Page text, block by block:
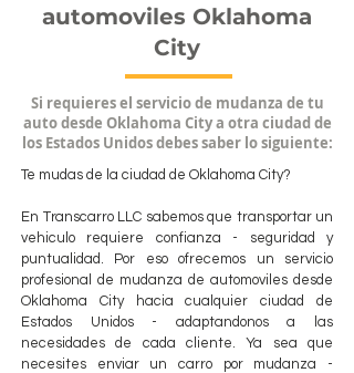
automoviles Oklahoma
City
Si requieres el servicio de mudanza de tu
auto desde Oklahoma City a otra ciudad de
los Estados Unidos debes saber lo siguiente:
Te mudas de la ciudad de Oklahoma City?
En Transcarro LLC sabemos que transportar un
vehiculo requiere confianza - seguridad y
puntualidad. Por eso ofrecemos un servicio
profesional de mudanza de automoviles desde
Oklahoma City hacia cualquier ciudad de
Estados Unidos - adaptandonos a las
necesidades de cada cliente. Ya sea que
necesites enviar un carro por mudanza -